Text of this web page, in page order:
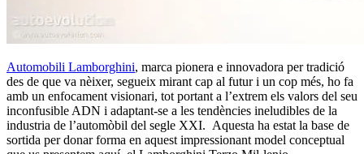
Automobili Lamborghini, marca pionera e innovadora per tradició
des de que va nèixer, segueix mirant cap al futur i un cop més, ho fa
amb un enfocament visionari, tot portant a l’extrem els valors del seu
inconfusible ADN i adaptant-se a les tendències ineludibles de la
industria de l’automòbil del segle XXI. Aquesta ha estat la base de
sortida per donar forma en aquest impressionant model conceptual